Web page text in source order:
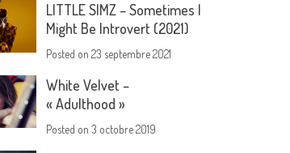
LITTLE SIMZ – Sometimes I
Might Be Introvert (2021)
Posted on23 septembre 2021
White Velvet –
« Adulthood »
Posted on3 octobre 2019